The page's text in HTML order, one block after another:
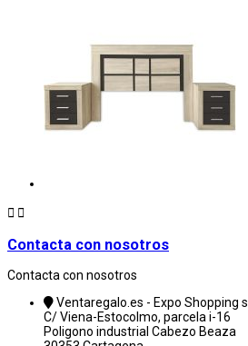
 
Contacta con nosotros
Contacta con nosotros
Ventaregalo.es - Expo Shopping sl
C/ Viena-Estocolmo, parcela i-16
Poligono industrial Cabezo Beaza